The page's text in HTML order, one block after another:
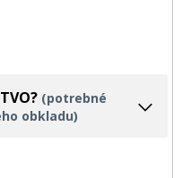
(potrebné
obkladu)